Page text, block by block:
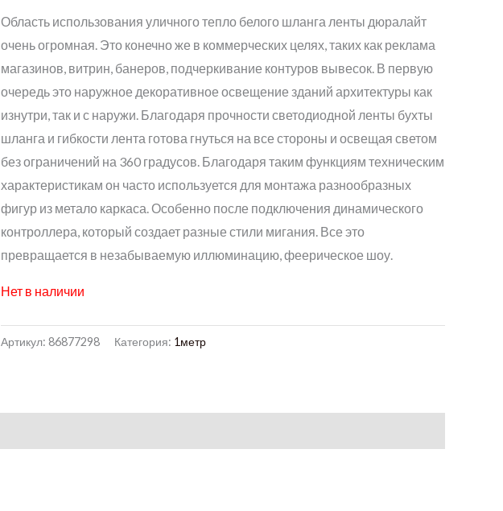
цена
составляла
3
100,00 грн..
цена:
2
500,00 грн..
Область использования уличного тепло белого шланга ленты дюралайт
очень огромная. Это конечно же в коммерческих целях, таких как реклама
магазинов, витрин, банеров, подчеркивание контуров вывесок. В первую
очередь это наружное декоративное освещение зданий архитектуры как
изнутри, так и с наружи. Благодаря прочности светодиодной ленты бухты
шланга и гибкости лента готова гнуться на все стороны и освещая светом
без ограничений на 360 градусов. Благодаря таким функциям техническим
характеристикам он часто используется для монтажа разнообразных
фигур из метало каркаса. Особенно после подключения динамического
контроллера, который создает разные стили мигания. Все это
превращается в незабываемую иллюминацию, феерическое шоу.
Нет в наличии
Артикул: 86877298 Категория: 1метр